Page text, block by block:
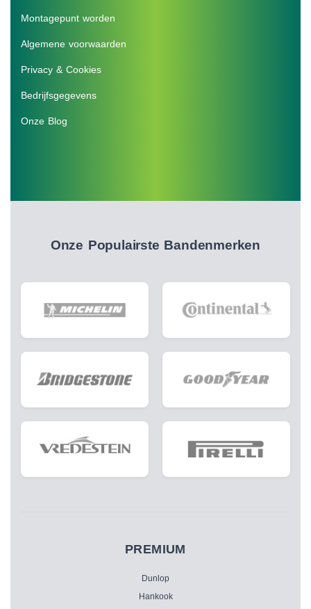
Montagepunt worden
Algemene voorwaarden
Privacy & Cookies
Bedrijfsgegevens
Onze Blog
Onze Populairste Bandenmerken
PREMIUM
Dunlop
Hankook